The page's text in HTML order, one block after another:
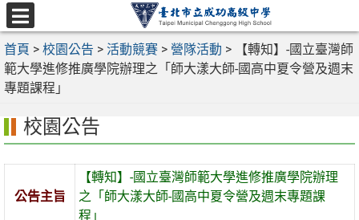
跳
至
主
要
內
選
單
首頁 > 校園公告 > 活動競賽 > 營隊活動 >
【轉知】-國立臺灣師
範大學進修推廣學院辦理之「師大漾大師-國高中夏令營及週末
專題課程」
校園公告
公告主旨
【轉知】-國立臺灣師範大學進修推廣學院辦理
之「師大漾大師-國高中夏令營及週末專題課
程」